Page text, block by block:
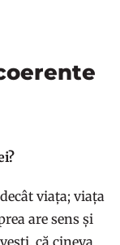
viața; viața
are sens și
că cineva